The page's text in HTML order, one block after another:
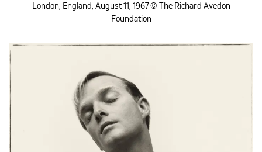
London, England, August 11, 1967 © The Richard Avedon
Foundation